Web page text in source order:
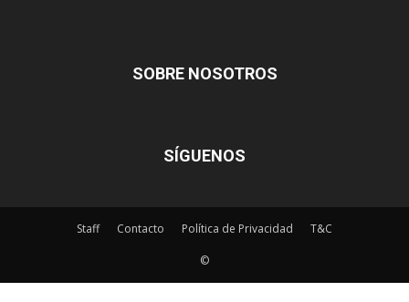
SOBRE NOSOTROS
SÍGUENOS
Staff Contacto Política de Privacidad T&C
©